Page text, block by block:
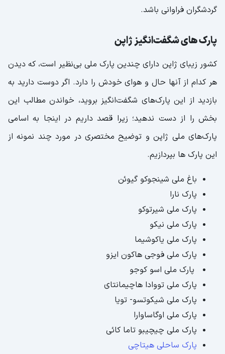
گردشگران فراوانی باشد.
پارک های شگفت‌انگیز ژاپن
کشور زیبای ژاپن دارای چندین پارک ملی‌ بی‌نظیر است، که دیدن
هر کدام از آنها حال و هوای خودش را دارد. اگر دوست دارید به
بازدید از این پارک‌های شگفت‌انگیز بروید، خواندن مطالب این
بخش را از دست ندهید؛ زیرا قصد داریم در اینجا به اسامی
پارک‌های ملی ژاپن و توضیح مختصری در مورد چند نمونه از
این پارک ها بپردازیم.
باغ ملی شینجوکو گیوئن
پارک نارا
پارک ملی شیرتوکو
پارک ملی نیکو
پارک ملی یاکوشیما
پارک ملی فوجی هاکون ایزو
پارک ملی اسو کوجو
پارک ملی تووادا هاچیمانتای
پارک ملی شیکوتسو- تویا
پارک ملی اوگاساوارا
پارک ملی چیچیبو تاما کائی
پارک ساحلی هیتاچی